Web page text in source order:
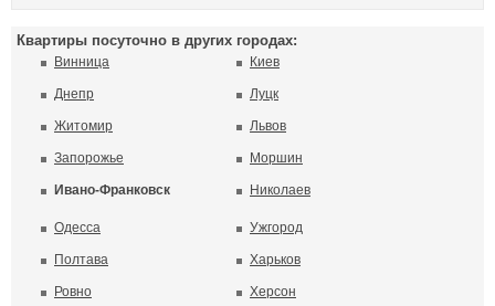
Квартиры посуточно в других городах:
Винница
Днепр
Житомир
Запорожье
Ивано-Франковск
Киев
Луцк
Львов
Моршин
Николаев
Одесса
Полтава
Ровно
Ужгород
Харьков
Херсон